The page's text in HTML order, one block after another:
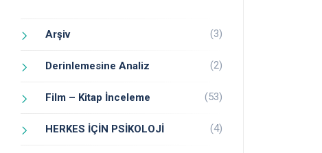
Arşiv (3)
Derinlemesine Analiz (2)
Film – Kitap İnceleme (53)
HERKES İÇİN PSİKOLOJİ (4)